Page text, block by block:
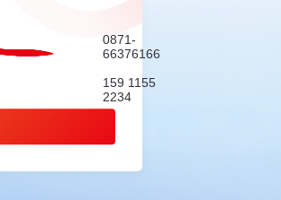
0871-
66376166
159 1155
2234